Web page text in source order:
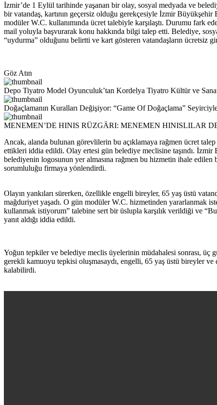
İzmir’de 1 Eylül tarihinde yaşanan bir olay, sosyal medyada ve
bir vatandaş, kartının geçersiz olduğu gerekçesiyle İzmir
modüler W.C. kullanımında ücret talebiyle karşılaştı. Durumu fark
mail yoluyla başvurarak konu hakkında bilgi talep etti. Belediye,
“uydurma” olduğunu belirtti ve kart gösteren vatandaşların ücretsiz
Göz Atın
Depo Tiyatro Model Oyunculuk’tan Kordelya
Doğaçlamanın Kuralları Değişiyor: “Game Of Doğaçlama”
MENEMEN’DE HINIS RÜZGÂRI: MENEMEN HINISLILAR
Ancak, alanda bulunan görevlilerin bu açıklamaya rağmen ücret
ettikleri iddia edildi. Olay ertesi gün belediye meclisine taşındı.
belediyenin logosunun yer almasına rağmen bu hizmetin ihale
sorumluluğu firmaya yönlendirdi.
Olayın yankıları sürerken, özellikle engelli bireyler, 65 yaş üstü
mağduriyet yaşadı. O gün modüler W.C. hizmetinden yararlanmak
kullanmak istiyorum” talebine sert bir üslupla karşılık verildiği ve
yanıt aldığı iddia edildi.
Yoğun tepkiler ve belediye meclis üyelerinin müdahalesi sonrası,
gerekli kamuoyu tepkisi oluşmasaydı, engelli, 65 yaş üstü bireyler ve
kalabilirdi.